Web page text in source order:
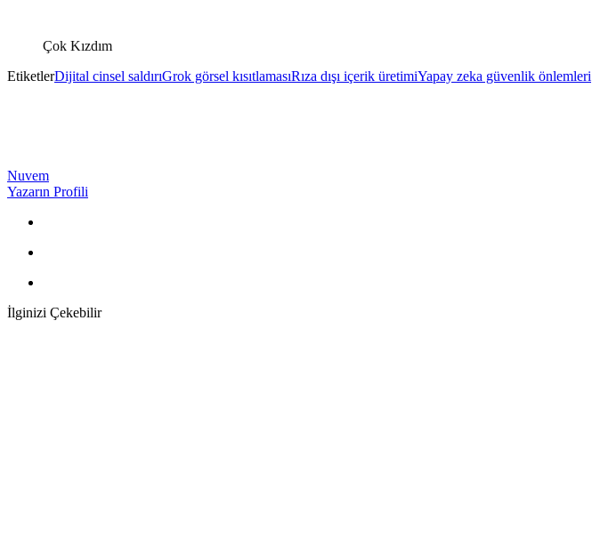
Çok Kızdım
EtiketlerDijital cinsel saldırıGrok görsel kısıtlamasıRıza dışı içerik üretimiYapay zeka güvenlik önlemleri
Nuvem
Yazarın Profili
İlginizi Çekebilir